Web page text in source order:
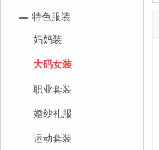
特色服装
妈妈装
大码女装
职业套装
婚纱礼服
运动套装